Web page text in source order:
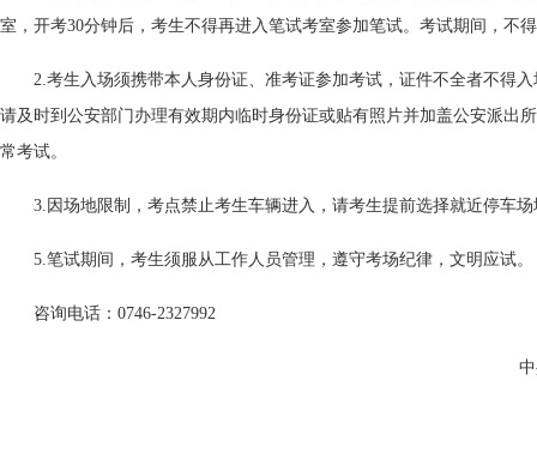
室，开考30分钟后，考生不得再进入笔试考室参加笔试。考试期间，不
2.考生入场须携带本人身份证、准考证参加考试，证件不全者不得
请及时到公安部门办理有效期内临时身份证或贴有照片并加盖公安派出
常考试。
3.因场地限制，考点禁止考生车辆进入，请考生提前选择就近停车
5.笔试期间，考生须服从工作人员管理，遵守考场纪律，文明应试。
咨询电话：0746-2327992